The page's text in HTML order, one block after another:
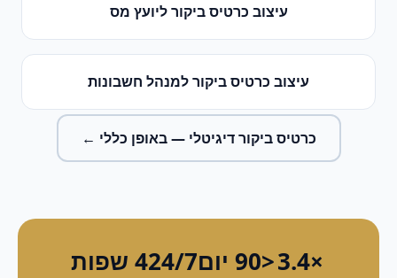
עיצוב כרטיס ביקורליועץ מס
עיצוב כרטיס ביקורלמנהל חשבונות
כרטיס ביקור דיגיטלי — באופן כללי ←
×3.4 <90 יום 24/74 שפות